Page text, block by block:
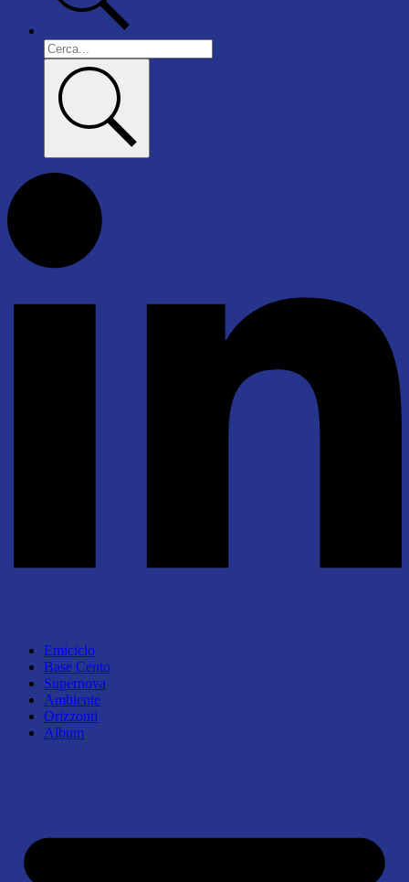
Emiciclo
Base Cento
Supernova
Ambiente
Orizzonti
Album